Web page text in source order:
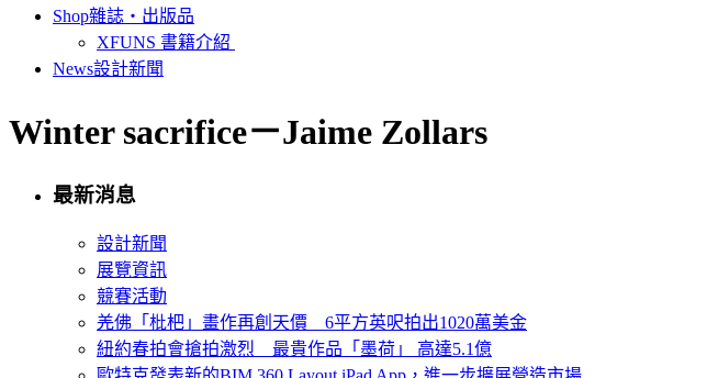
Shop雜誌‧出版品
XFUNS 書籍介紹
News設計新聞
Winter sacrifice－Jaime Zollars
最新消息
設計新聞
展覽資訊
競賽活動
羌佛「枇杷」畫作再創天價 6平方英呎拍出1020萬美金
紐約春拍會搶拍激烈 最貴作品「墨荷」 高達5.1億